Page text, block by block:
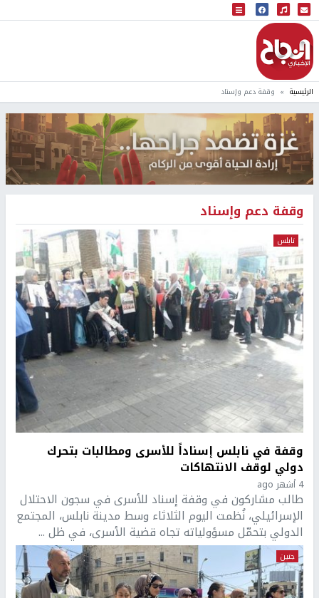
البث المباشر
إذاعة النجاح
الرئيسية وقفة دعم وإسناد
وقفة دعم وإسناد
نابلس
وقفة في نابلس إسناداً للأسرى ومطالبات بتحرك
دولي لوقف الانتهاكات
4 أشهر ago
طالب مشاركون في وقفة إسناد للأسرى في سجون الاحتلال
الإسرائيلي، نُظمت اليوم الثلاثاء وسط مدينة نابلس، المجتمع
الدولي بتحمّل مسؤولياته تجاه قضية الأسرى، في ظل ...
جنين